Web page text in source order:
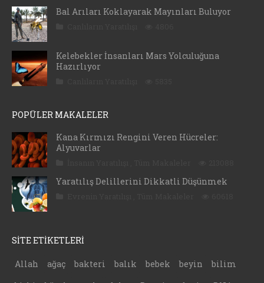
Bal Arıları Koklayarak Mayınları Buluyor
Kelebekler İnsanları Mars Yolculuğuna
Hazırlıyor
POPÜLER MAKALELER
Kana Kırmızı Rengini Veren Hücreler:
Alyuvarlar
Yaratılış Delillerini Dikkatli Düşünmek
SİTE ETİKETLERİ
Allah ağaç bakteri balık bebek beyin
bilim